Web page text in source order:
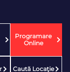
Programare
Online
Caută Locaţie